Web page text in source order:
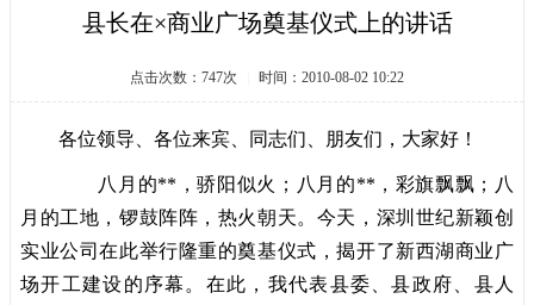
县长在×商业广场奠基仪式上的讲话
点击次数： 747次 时间：2010-08-02 10:22
各位领导、各位来宾、同志们、朋友们，大家好！
八月的**，骄阳似火；八月的**，彩旗飘飘；八
月的工地，锣鼓阵阵，热火朝天。今天，深圳世纪新颖创
实业公司在此举行隆重的奠基仪式，揭开了新西湖商业广
场开工建设的序幕。在此，我代表县委、县政府、县人